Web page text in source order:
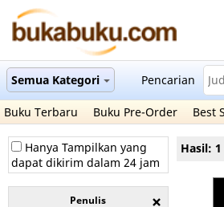
Semua Kategori Pencarian
Buku Terbaru Buku Pre-Order Best
Hanya Tampilkan yang
dapat dikirim dalam 24 jam
Penulis
Hasil: